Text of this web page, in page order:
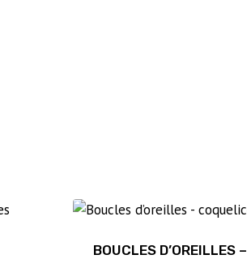
BOUCLES D’OREILLES –